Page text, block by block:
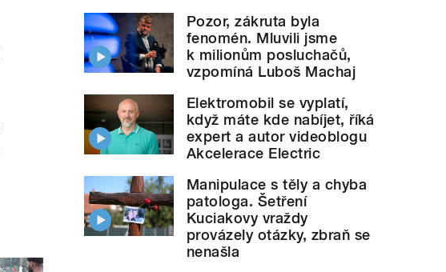
Pozor, zákruta byla
fenomén. Mluvili jsme
k milionům posluchačů,
vzpomíná Luboš Machaj
Elektromobil se vyplatí,
když máte kde nabíjet, říká
expert a autor videoblogu
Akcelerace Electric
Manipulace s těly a chyba
patologa. Šetření
Kuciakovy vraždy
provázely otázky, zbraň se
nenašla